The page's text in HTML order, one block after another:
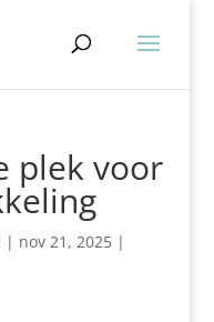
plek voor
| nov 21, 2025|